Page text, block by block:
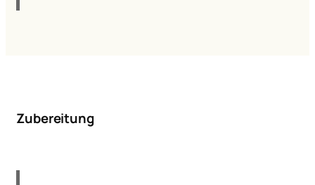
Zubereitung